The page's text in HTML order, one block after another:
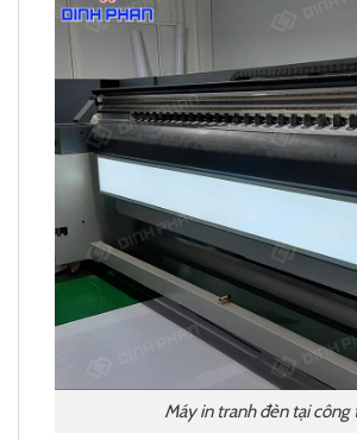
Máy in tranh đèn tại công